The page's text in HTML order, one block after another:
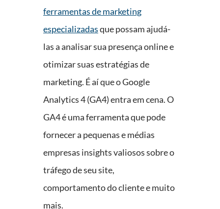
ferramentas de marketing
especializadasque possam ajudá-
las a analisar sua presença online e
otimizar suas estratégias de
marketing. É aí que o Google
Analytics 4 (GA4) entra em cena. O
GA4 é uma ferramenta que pode
fornecer a pequenas e médias
empresas insights valiosos sobre o
tráfego de seu site,
comportamento do cliente e muito
mais.